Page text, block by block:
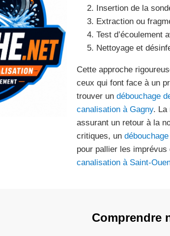
Insertion de la
Extraction ou
Test d’écoulement
Nettoyage et
Cette approche
ceux qui font face à un
trouver un débouchage
canalisation à Gagny. La
assurant un retour à la
critiques, un
pour pallier les
canalisation à Saint-
Comprendre